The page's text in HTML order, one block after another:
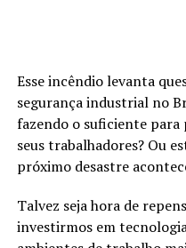
Esse incêndio levanta
segurança industrial no
fazendo o suficiente para
seus trabalhadores? Ou
próximo desastre
Talvez seja hora de
investirmos em